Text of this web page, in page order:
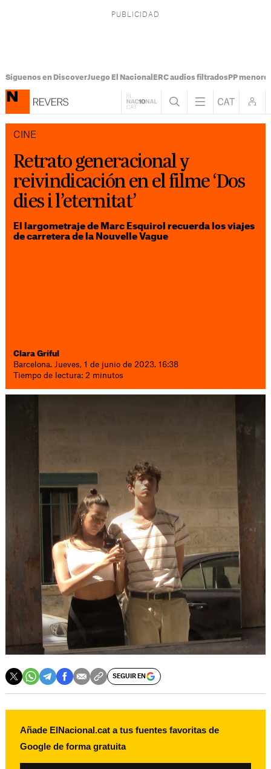
Síguenos en DiscoverJuego El Nacional ERC audios filtradosPP
CINE
Retrato generacional y
reivindicación en el filme ‘Dos
dies i l’eternitat’
El largometraje de Marc Esquirol recuerda los viajes
de carretera de la Nouvelle Vague
Clara Gríful
Barcelona. Jueves, 1 de junio de 2023. 16:38
Tiempo de lectura: 2 minutos
SEGUIR EN
Añade ElNacional.cat a tus fuentes favoritas de
Google de forma gratuita